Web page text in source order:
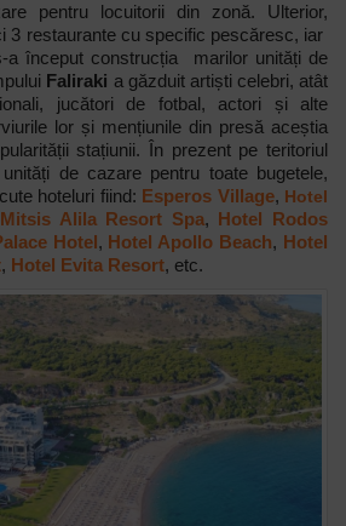
pentru locuitorii din zonă. Ulterior,
3 restaurante cu specific pescăresc, iar
a început construcția marilor unități de
Faliraki a găzduit artiști celebri, atât
jucători de fotbal, actori și alte
lor și mențiunile din presă aceștia
stațiunii. În prezent pe teritoriul
de cazare pentru toate bugetele,
hoteluri fiind: Esperos Village, Hotel
Alila Resort Spa, Hotel Rodos
Hotel, Hotel Apollo Beach, Hotel
, Hotel Evita Resort, etc.